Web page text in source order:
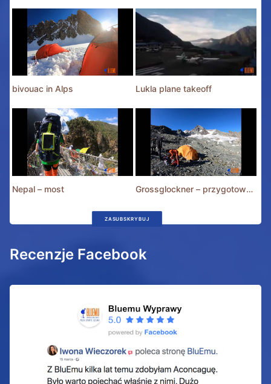
bivouac in Alps Lukla plane takeoff
Nepal – most Grossglockner – przygotowania
ZASUBSKRYBUJ
Recenzje Facebook